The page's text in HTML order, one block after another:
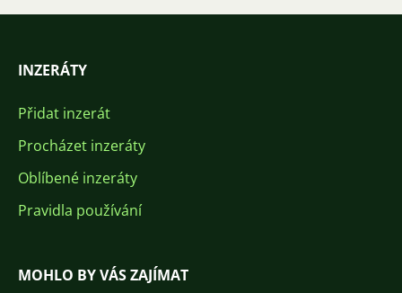
INZERÁTY
Přidat inzerát
Procházet inzeráty
Oblíbené inzeráty
Pravidla používání
MOHLO BY VÁS ZAJÍMAT